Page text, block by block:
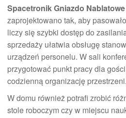
Spacetronik Gniazdo
zaprojektowano tak, aby
liczy się szybki dostęp do
sprzedaży ułatwia obsługę
urządzeń personelu. W sali
przygotować punkt pracy dla
codzienną organizację przestrzeni.
W domu również potrafi zrobić
stole roboczym czy w miejscu